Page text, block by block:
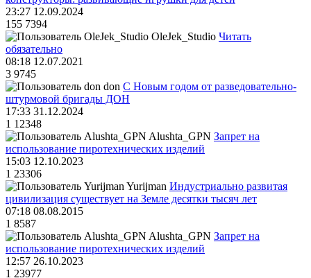
23:27 12.09.2024
155 7394
OleJek_Studio Читать
обязательно
08:18 12.07.2021
3 9745
don С Новым годом от разведовательно-
штурмовой бригады ДОН
17:33 31.12.2024
1 12348
Alushta_GPN Запрет на
использование пиротехнических изделий
15:03 12.10.2023
1 23306
Yurijman Индустриально развитая
цивилизация существует на Земле десятки тысяч лет
07:18 08.08.2015
1 8587
Alushta_GPN Запрет на
использование пиротехнических изделий
12:57 26.10.2023
1 23977